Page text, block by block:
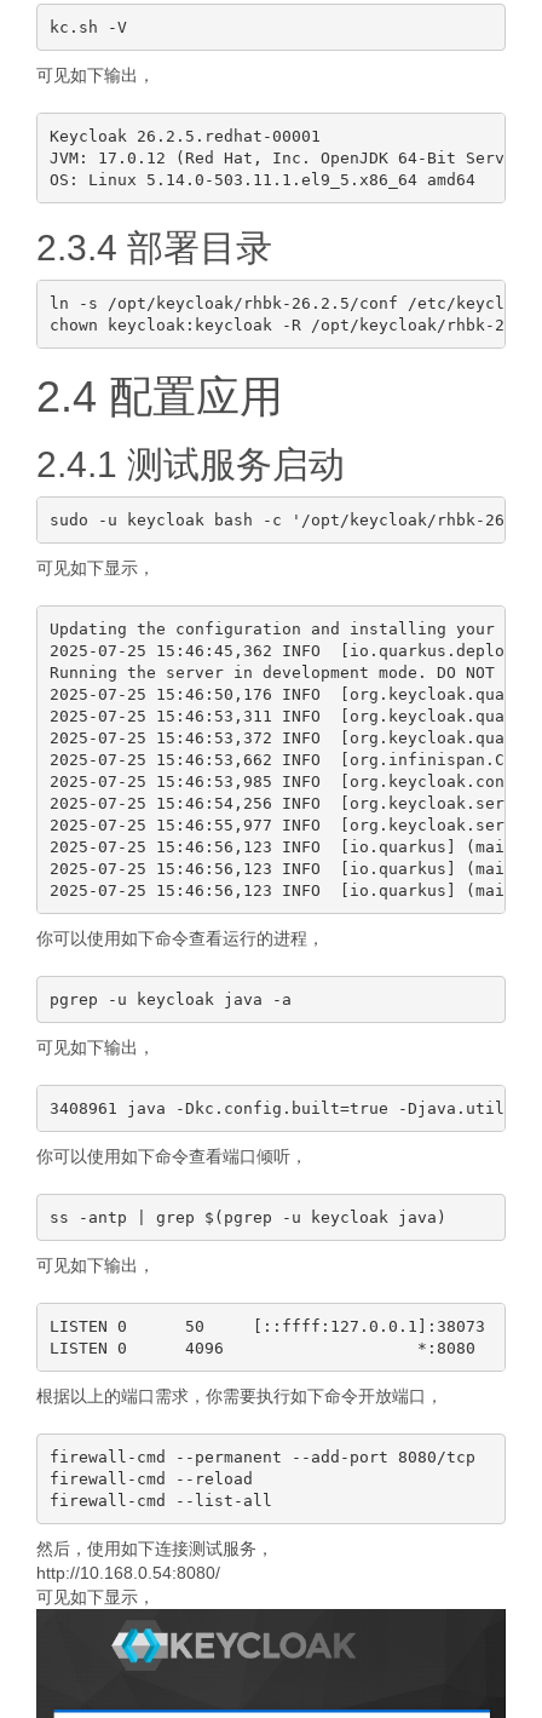
kc.sh -V
可见如下输出，
Keycloak 26.2.5.redhat-00001
JVM: 17.0.12 (Red Hat, Inc. OpenJDK 64-Bit Server
OS: Linux 5.14.0-503.11.1.el9_5.x86_64 amd64
2.3.4 部署目录
ln -s /opt/keycloak/rhbk-26.2.5/conf /etc/keycloak
2.4 配置应用
2.4.1 测试服务启动
可见如下显示，
Updating the configuration and installing your
2025-07-25 15:46:45,362 INFO
Running the server in development mode. DO NOT
2025-07-25 15:46:50,176 INFO
2025-07-25 15:46:53,311 INFO
2025-07-25 15:46:53,372 INFO
2025-07-25 15:46:53,662 INFO
2025-07-25 15:46:53,985 INFO
2025-07-25 15:46:54,256 INFO
2025-07-25 15:46:55,977 INFO
2025-07-25 15:46:56,123 INFO  [io.quarkus]
2025-07-25 15:46:56,123 INFO  [io.quarkus]
你可以使用如下命令查看运行的进程，
可见如下输出，
你可以使用如下命令查看端口倾听，
可见如下输出，
LISTEN 0      50
根据以上的端口需求，你需要执行如下命令开放端口，
firewall-cmd --permanent --add-port 8080/tcp
firewall-cmd --reload
然后，使用如下连接测试服务，
http://10.168.0.54:8080/
可见如下显示，